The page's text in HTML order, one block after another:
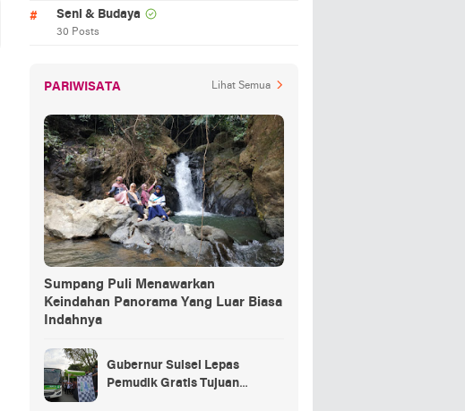
Seni & Budaya
30 Posts
PARIWISATA Lihat Semua
Sumpang Puli Menawarkan
Keindahan Panorama Yang Luar Biasa
Indahnya
Gubernur Sulsel Lepas
Pemudik Gratis Tujuan